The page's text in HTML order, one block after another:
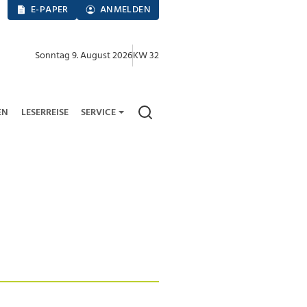
E-PAPER ANMELDEN
Sonntag 9. August 2026KW 32
LESERREISE SERVICE